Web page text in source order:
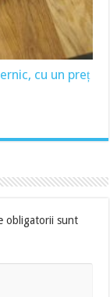
cu un preț
obligatorii sunt